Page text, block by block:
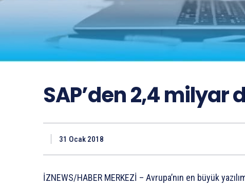
SAP’den 2,4 milyar
31 Ocak 2018
İZNEWS/HABER MERKEZİ – Avrupa’nın en büyük